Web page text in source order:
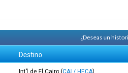
¿Deseas un
Destino
Int'l de El Cairo (CAI / HECA)